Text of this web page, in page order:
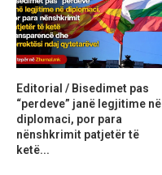
Editorial / Bisedimet pas
“perdeve” janë legjitime në
diplomaci, por para
nënshkrimit patjetër të
ketë...